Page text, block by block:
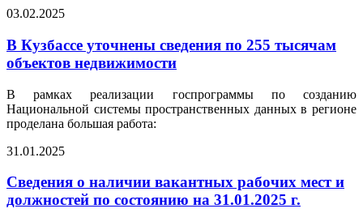
03.02.2025
В Кузбассе уточнены сведения по 255 тысячам
объектов недвижимости
В рамках реализации госпрограммы по созданию
Национальной системы пространственных данных в регионе
проделана большая работа:
31.01.2025
Сведения о наличии вакантных рабочих мест и
должностей по состоянию на 31.01.2025 г.